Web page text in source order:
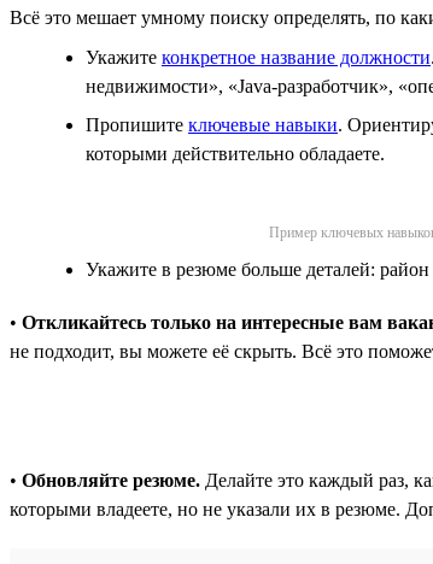
Всё это мешает умному поиску определять, по
Укажите конкретное название должности
недвижимости», «Java-разработчик»,
Пропишите ключевые навыки.
которыми действительно обладаете.
Пример ключевых
Укажите в резюме больше деталей:
• Откликайтесь только на интересные вам
не подходит, вы можете её скрыть. Всё это
• Обновляйте резюме. Делайте это каждый раз,
которыми владеете, но не указали их в резюме.